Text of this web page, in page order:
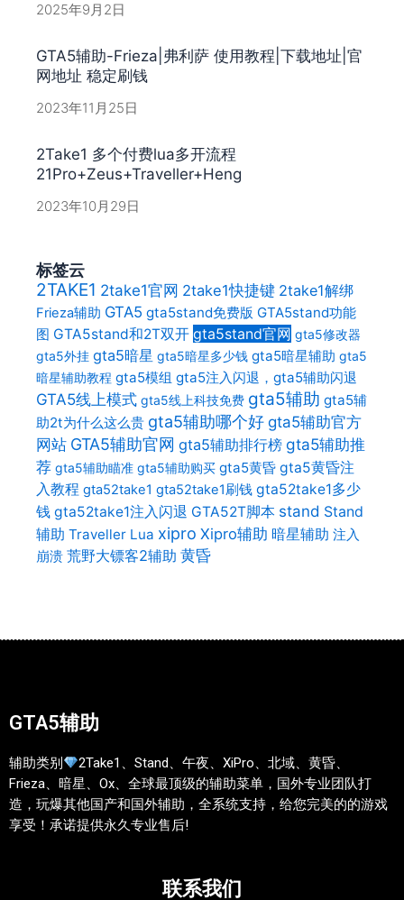
2025年9月2日
GTA5辅助-Frieza|弗利萨 使用教程|下载地址|官
网地址 稳定刷钱
2023年11月25日
2Take1 多个付费lua多开流程
21Pro+Zeus+Traveller+Heng
2023年10月29日
标签云
2TAKE1 2take1官网 2take1快捷键 2take1解绑
Frieza辅助 GTA5 gta5stand免费版 GTA5stand功能
图 GTA5stand和2T双开 gta5stand官网 gta5修改器
gta5外挂 gta5暗星 gta5暗星多少钱 gta5暗星辅助 gta5
暗星辅助教程 gta5模组 gta5注入闪退，gta5辅助闪退
GTA5线上模式 gta5线上科技免费 gta5辅助 gta5辅
助2t为什么这么贵 gta5辅助哪个好gta5辅助官方
网站 GTA5辅助官网 gta5辅助排行榜 gta5辅助推
荐 gta5辅助瞄准 gta5辅助购买 gta5黄昏 gta5黄昏注
入教程 gta52take1 gta52take1刷钱 gta52take1多少
钱 gta52take1注入闪退 GTA52T脚本 stand Stand
辅助 Traveller Lua xipro Xipro辅助 暗星辅助 注入
崩溃 荒野大镖客2辅助 黄昏
GTA5辅助
辅助类别
2Take1、Stand、午夜、XiPro、北域、黄昏、
Frieza、暗星、Ox、全球最顶级的辅助菜单，国外专业团队打
造，玩爆其他国产和国外辅助，全系统支持，给您完美的的游戏
享受！承诺提供永久专业售后!
联系我们